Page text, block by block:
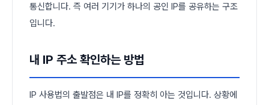
통신합니다. 즉 여러 기기가 하나의 공인 IP를 공유하는 구조
입니다.
내 IP 주소 확인하는 방법
IP 사용법의 출발점은 내 IP를 정확히 아는 것입니다. 상황에